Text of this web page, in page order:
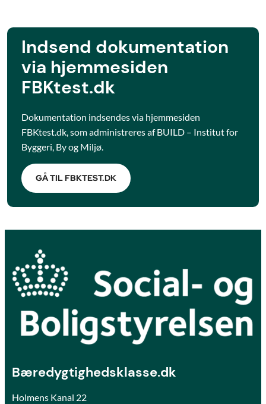
Indsend dokumentation
via hjemmesiden
FBKtest.dk
Dokumentation indsendes via hjemmesiden
FBKtest.dk, som administreres af BUILD – Institut for
Byggeri, By og Miljø.
GÅ TIL FBKTEST.DK
Bæredygtighedsklasse.dk
Holmens Kanal 22